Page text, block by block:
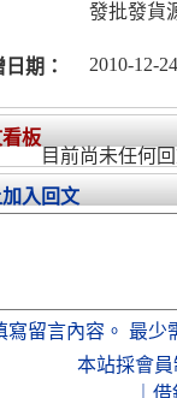
發批發貨
期： 2010-12-
看板
目前尚未任何
入回文
寫留言內容。 最少
本站採會員
借